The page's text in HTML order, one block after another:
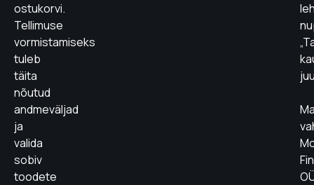
ostukorvi.
Tellimuse
vormistamiseks
tuleb
täita
nõutud
andmeväljad
ja
valida
sobiv
toodete